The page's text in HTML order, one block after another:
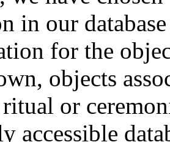
in our
for the
objects
or
accessible